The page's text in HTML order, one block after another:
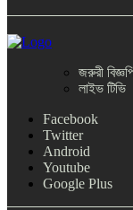
জরুরী
লাইভ টিভি
Facebook
Twitter
Android
Youtube
Google Plus